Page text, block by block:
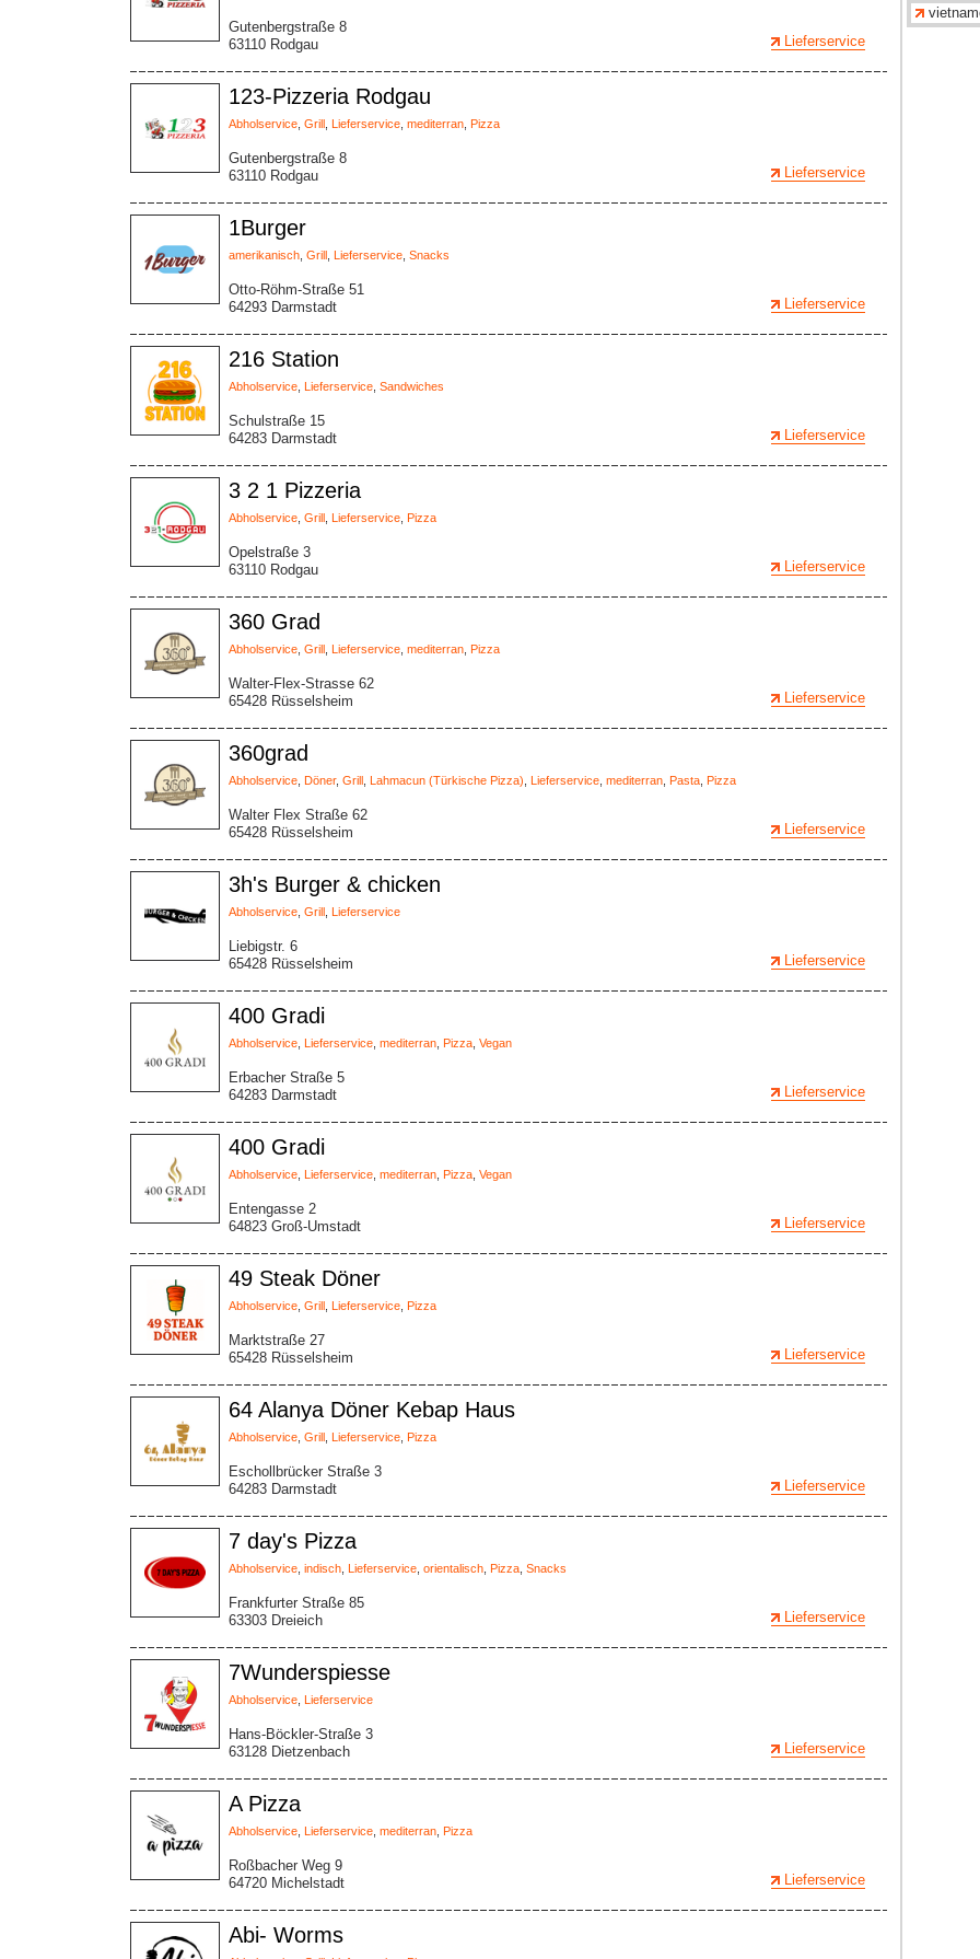
Gutenbergstraße 8
63110 Rodgau
Lieferservice
123-Pizzeria Rodgau
Abholservice Grill Lieferservice mediterran Pizza
Gutenbergstraße 8
63110 Rodgau
Lieferservice
1Burger
amerikanisch Grill Lieferservice Snacks
Otto-Röhm-Straße 51
64293 Darmstadt
Lieferservice
216 Station
Abholservice Lieferservice Sandwiches
Schulstraße 15
64283 Darmstadt
Lieferservice
3 2 1 Pizzeria
Abholservice Grill Lieferservice Pizza
Opelstraße 3
63110 Rodgau
Lieferservice
360 Grad
Abholservice Grill Lieferservice mediterran Pizza
Walter-Flex-Strasse 62
65428 Rüsselsheim
Lieferservice
360grad
Abholservice Döner, Grill Lahmacun (Türkische Pizza) Lieferservice mediterran Pasta Pizza
Walter Flex Straße 62
65428 Rüsselsheim
Lieferservice
3h's Burger & chicken
Abholservice Grill Lieferservice
Liebigstr. 6
65428 Rüsselsheim
Lieferservice
400 Gradi
Abholservice Lieferservice mediterran Pizza Vegan
Erbacher Straße 5
64283 Darmstadt
Lieferservice
400 Gradi
Abholservice Lieferservice mediterran Pizza Vegan
Entengasse 2
64823 Groß-Umstadt
Lieferservice
49 Steak Döner
Abholservice Grill Lieferservice Pizza
Marktstraße 27
65428 Rüsselsheim
Lieferservice
64 Alanya Döner Kebap Haus
Abholservice Grill Lieferservice Pizza
Eschollbrücker Straße 3
64283 Darmstadt
Lieferservice
7 day's Pizza
Abholservice indisch Lieferservice orientalisch Pizza Snacks
Frankfurter Straße 85
63303 Dreieich
Lieferservice
7Wunderspiesse
Abholservice Lieferservice
Hans-Böckler-Straße 3
63128 Dietzenbach
Lieferservice
A Pizza
Abholservice Lieferservice mediterran Pizza
Roßbacher Weg 9
64720 Michelstadt
Lieferservice
Abi- Worms